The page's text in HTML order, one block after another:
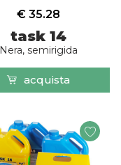
task 14
Nera, semirigida
€ 35.28
acquista